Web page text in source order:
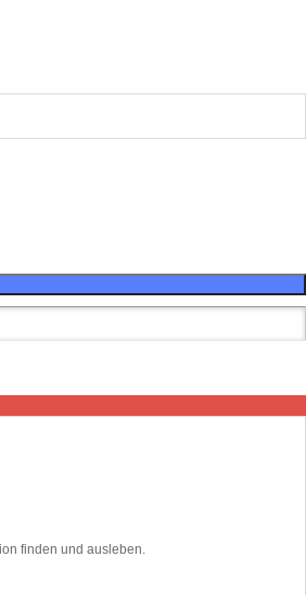
finden und ausleben.